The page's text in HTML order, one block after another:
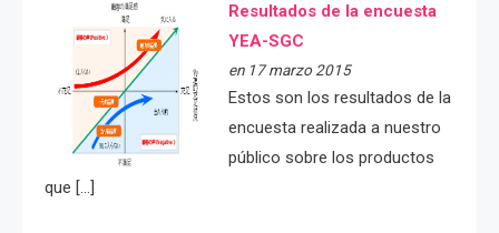
Resultados de la encuesta
YEA-SGC
en 17 marzo 2015
Estos son los resultados de la
encuesta realizada a nuestro
público sobre los productos
que […]